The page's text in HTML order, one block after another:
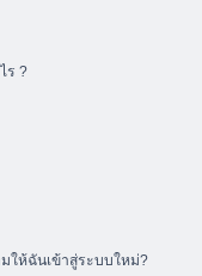
ร ?
ให้ฉันเข้าสู่ระบบใหม่?